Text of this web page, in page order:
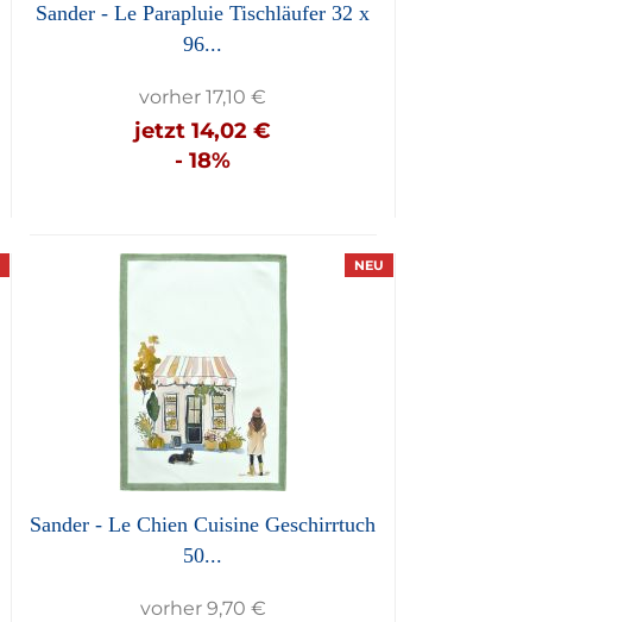
Sander - Le Parapluie Tischläufer 32 x
96...
vorher 17,10 €
jetzt 14,02 €
- 18%
NEU
Sander - Le Chien Cuisine Geschirrtuch
50...
vorher 9,70 €